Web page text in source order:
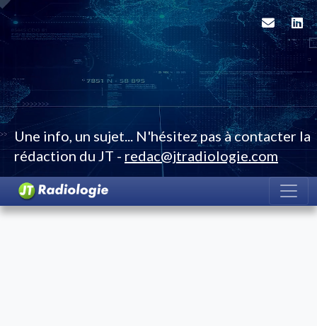
Une info, un sujet... N'hésitez pas à contacter la
rédaction du JT -redac@jtradiologie.com